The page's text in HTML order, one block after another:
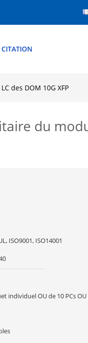
des DOM 10G XFP
du
ISO9001, ISO14001
individuel OU de 10 PCs